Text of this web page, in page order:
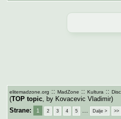
elitemadzone.org :: MadZone :: Kultura ::
(TOP topic, by Kovacevic Vladimir)
Strane:
1 2 3 4 5 Dalje > >>